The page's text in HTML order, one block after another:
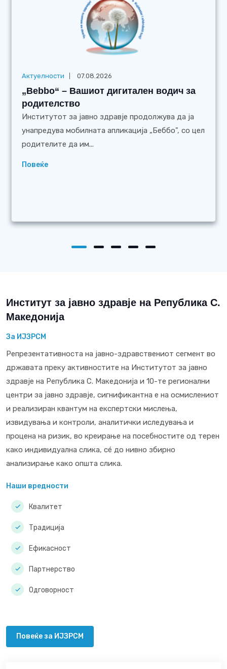
Актуелности 07.08.2026
„Bebbo“ – Вашиот дигитален водич за
родителство
Институтот за јавно здравје продолжува да ја
унапредува мобилната апликација „Беббо", со цел
родителите да им...
Повеќе
Институт за јавно здравје на Република С.
Македонија
За ИЈЗРСМ
Репрезентативноста на јавно-здравствениот сегмент во
државата преку активностите на Институтот за јавно
здравје на Република С. Македонија и 10-те регионални
центри за јавно здравје, сигнификантна е на осмислениот
и реализиран квантум на експертски мислења,
извидувања и контроли, аналитички иследувања и
процена на ризик, во креирање на посебностите од терен
како индивидуална слика, сé до нивно збирно
анализирање како општа слика.
Наши вредности
Квалитет
Традиција
Ефикасност
Партнерство
Одговорност
Повеќе за ИЈЗРСМ